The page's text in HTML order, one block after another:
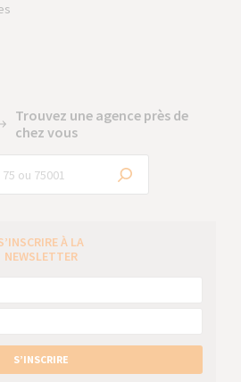
Trouvez une agence près de
chez vous
À LA
NEWSLETTER
S’INSCRIRE